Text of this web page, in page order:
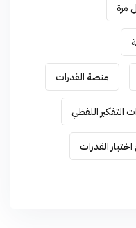
مرة
منصة القدرات
التفكير اللفظي
القدرات